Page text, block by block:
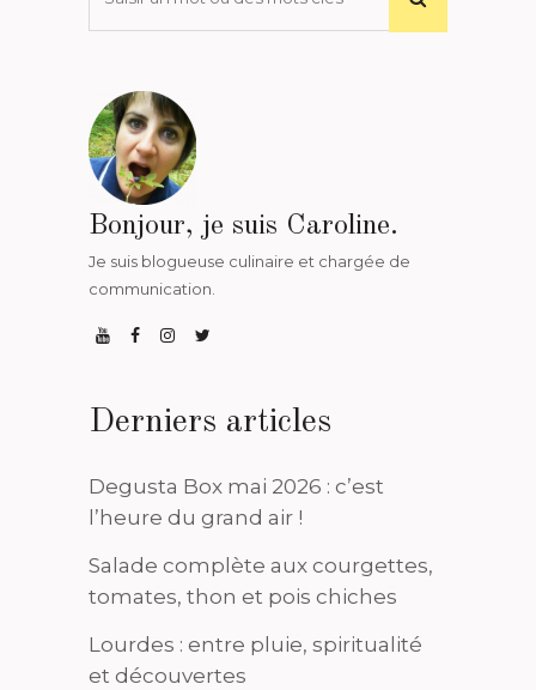
Bonjour, je suis Caroline.
Je suis blogueuse culinaire et chargée de
communication.
Derniers articles
Degusta Box mai 2026 : c’est
l’heure du grand air !
Salade complète aux courgettes,
tomates, thon et pois chiches
Lourdes : entre pluie, spiritualité
et découvertes